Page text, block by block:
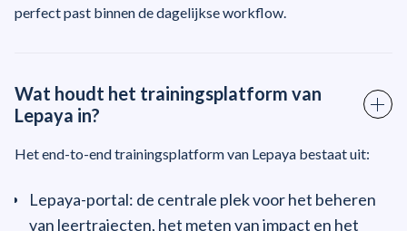
perfect past binnen de dagelijkse workflow.
Wat houdt het trainingsplatform van
Lepaya in?
Het end-to-end trainingsplatform van Lepaya bestaat uit:
Lepaya-portal: de centrale plek voor het beheren
van leertrajecten, het meten van impact en het